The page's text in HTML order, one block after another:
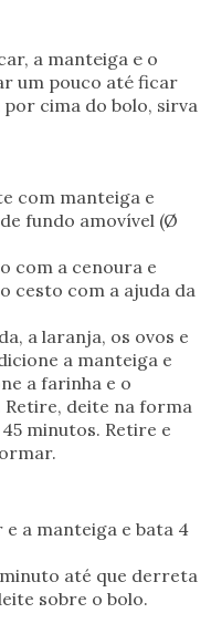
a manteiga e o
um pouco até ficar
cima do bolo, sirva
com manteiga e
fundo amovível (Ø
com a cenoura e
cesto com a ajuda da
a laranja, os ovos e
a manteiga e
a farinha e o
Retire, deite na forma
minutos. Retire e
a manteiga e bata 4
até que derreta
sobre o bolo.